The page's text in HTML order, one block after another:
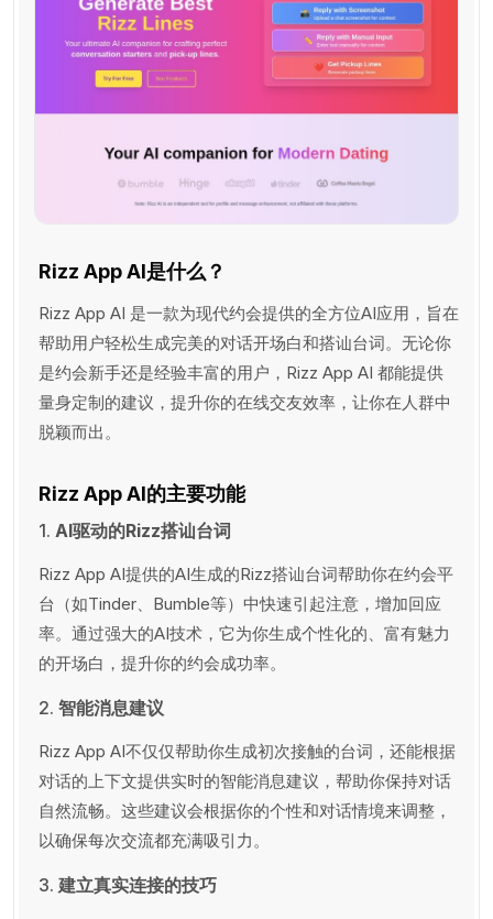
Rizz App AI是什么？
Rizz App AI 是一款为现代约会提供的全方位AI应用，旨在
帮助用户轻松生成完美的对话开场白和搭讪台词。无论你
是约会新手还是经验丰富的用户，Rizz App AI 都能提供
量身定制的建议，提升你的在线交友效率，让你在人群中
脱颖而出。
Rizz App AI的主要功能
1. AI驱动的Rizz搭讪台词
Rizz App AI提供的AI生成的Rizz搭讪台词帮助你在约会平
台（如Tinder、Bumble等）中快速引起注意，增加回应
率。通过强大的AI技术，它为你生成个性化的、富有魅力
的开场白，提升你的约会成功率。
2. 智能消息建议
Rizz App AI不仅仅帮助你生成初次接触的台词，还能根据
对话的上下文提供实时的智能消息建议，帮助你保持对话
自然流畅。这些建议会根据你的个性和对话情境来调整，
以确保每次交流都充满吸引力。
3. 建立真实连接的技巧